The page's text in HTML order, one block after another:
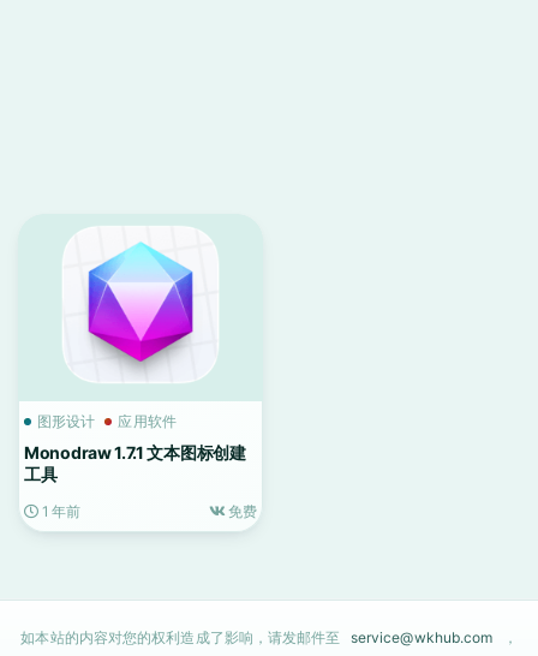
图形设计 应用软件
Monodraw 1.7.1 文本图标创建
工具
1 年前 免费
如本站的内容对您的权利造成了影响，请发邮件至 service@wkhub.com ，